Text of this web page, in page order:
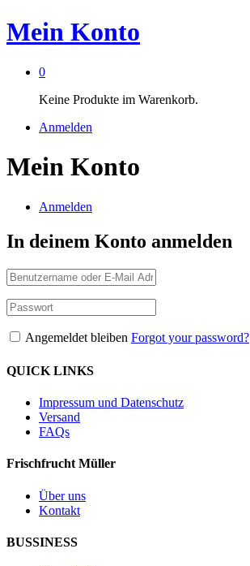
Mein Konto
0
Keine Produkte im Warenkorb.
Anmelden
Mein Konto
Anmelden
In deinem Konto anmelden
Angemeldet bleiben Forgot your password?
QUICK LINKS
Impressum und Datenschutz
Versand
FAQs
Frischfrucht Müller
Über uns
Kontakt
BUSSINESS